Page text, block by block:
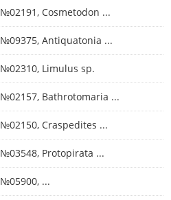
№02191, Cosmetodon ...
№09375, Antiquatonia ...
№02310, Limulus sp.
№02157, Bathrotomaria ...
№02150, Craspedites ...
№03548, Protopirata ...
№05900, ...